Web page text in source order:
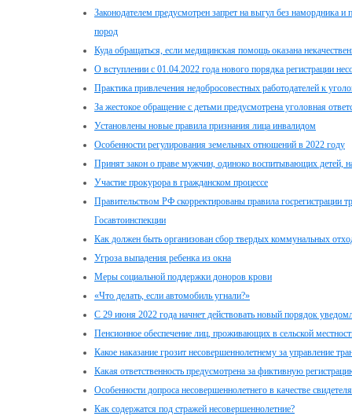
Законодателем предусмотрен запрет на выгул без намордника и
пород
Куда обращаться, если медицинская помощь оказана
О вступлении с 01.04.2022 года нового порядка регистрации
Практика привлечения недобросовестных работодателей к
За жестокое обращение с детьми предусмотрена уголовная
Установлены новые правила признания лица инвалидом
Особенности регулирования земельных отношений в 2022 году
Принят закон о праве мужчин, одиноко воспитывающих детей,
Участие прокурора в гражданском процессе
Правительством РФ скорректированы правила госрегистрации
Госавтоинспекции
Как должен быть организован сбор твердых коммунальных
Угроза выпадения ребенка из окна
Меры социальной поддержки доноров крови
«Что делать, если автомобиль угнали?»
С 29 июня 2022 года начнет действовать новый порядок
Пенсионное обеспечение лиц, проживающих в сельской
Какое наказание грозит несовершеннолетнему за управление
Какая ответственность предусмотрена за фиктивную
Особенности допроса несовершеннолетнего в качестве
Как содержатся под стражей несовершеннолетние?